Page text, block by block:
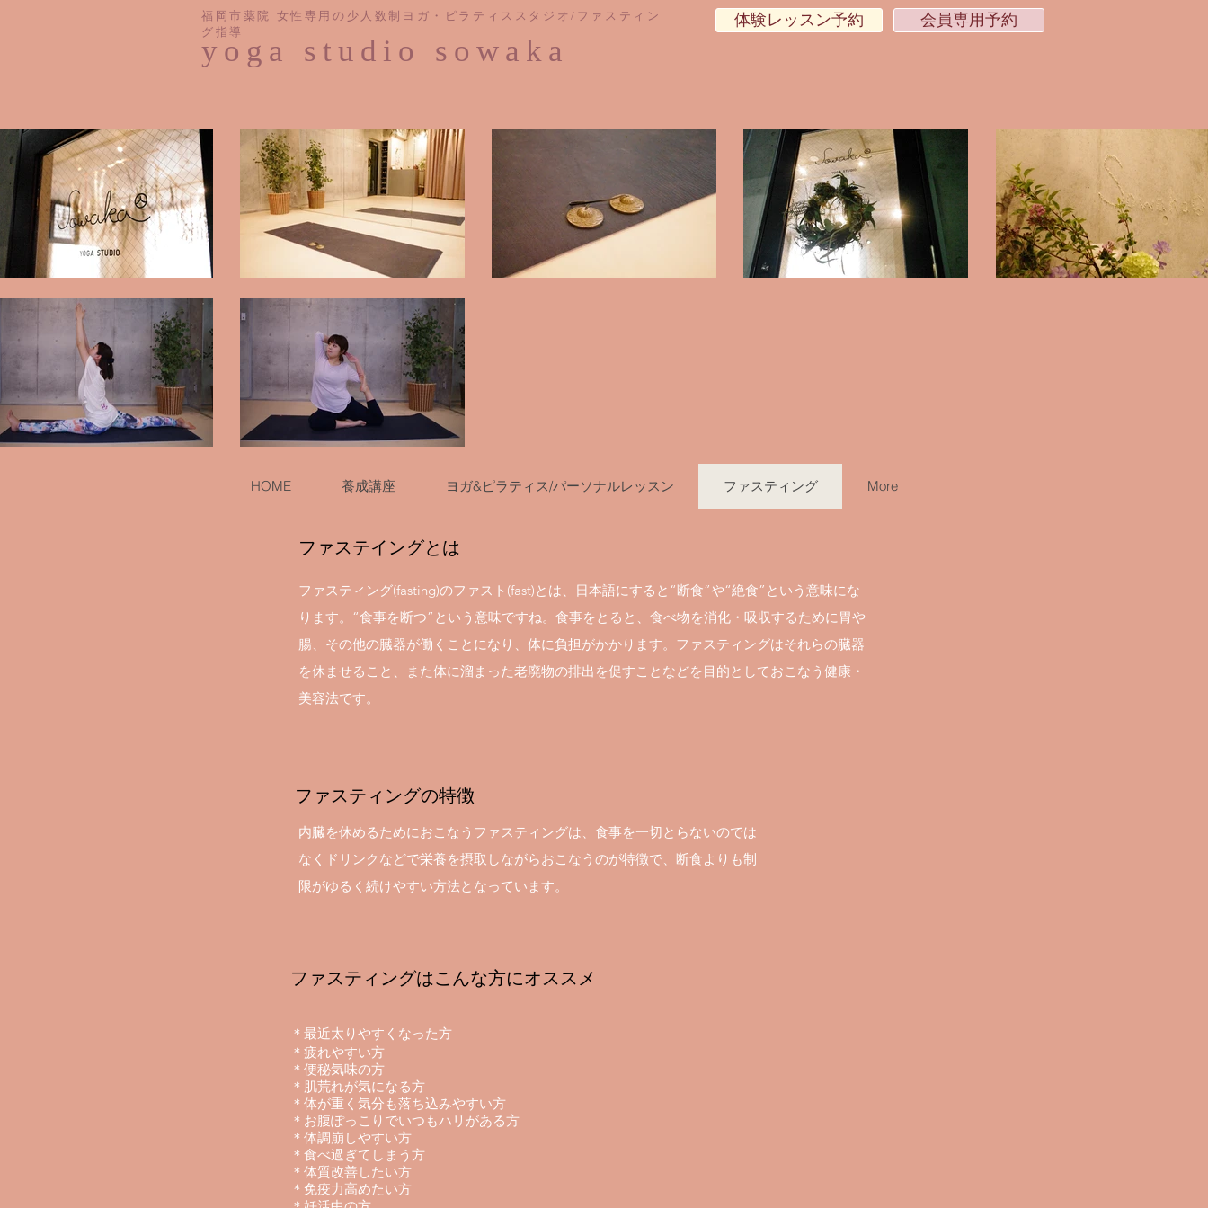
福岡市薬院 女性専用の少人数制ヨガ・ピラティススタジオ/ファスティン
グ指導
yoga studio sowaka
体験レッスン予約 会員専用予約
HOME 養成講座 ヨガ&ピラティス/パーソナルレッスン ファスティング More
​ファステイングとは
ファスティング(fasting)のファスト(fast)とは、日本語にすると“断食”や“絶食”という意味にな
ります。“食事を断つ”という意味ですね。食事をとると、食べ物を消化・吸収するために胃や
腸、その他の臓器が働くことになり、体に負担がかかります。ファスティングはそれらの臓器
を休ませること、また体に溜まった老廃物の排出を促すことなどを目的としておこなう健康・
美容法です。
ファスティングの特徴
内臓を休めるためにおこなうファスティングは、食事を一切とらないのでは
なくドリンクなどで栄養を摂取しながらおこなうのが特徴で、断食よりも制
限がゆるく続けやすい方法となっています。
ファスティングはこんな方にオススメ
＊最近太りやすくなった方
＊疲れやすい方
＊便秘気味の方
＊肌荒れが気になる方
＊体が重く気分も落ち込みやすい方
＊お腹ぽっこりでいつもハリがある方
＊体調崩しやすい方
＊食べ過ぎてしまう方
＊体質改善したい方
​＊免疫力高めたい方